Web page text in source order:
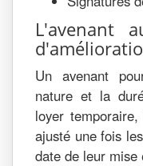
L'avenant
Un avenant
nature et la
loyer
ajusté une fois
date de leur